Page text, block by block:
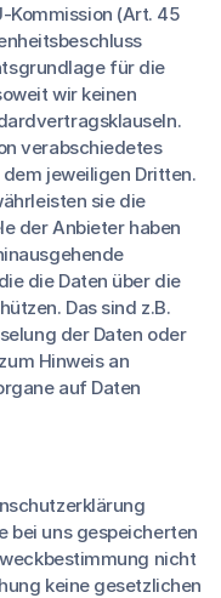
Kommission (Art. 45
für die
wir keinen
verabschiedetes
jeweiligen Dritten.
sie die
der Anbieter haben
die Daten über die
Das sind z.B.
der Daten oder
Hinweis an
auf Daten
bei uns gespeicherten
nicht
keine gesetzlichen